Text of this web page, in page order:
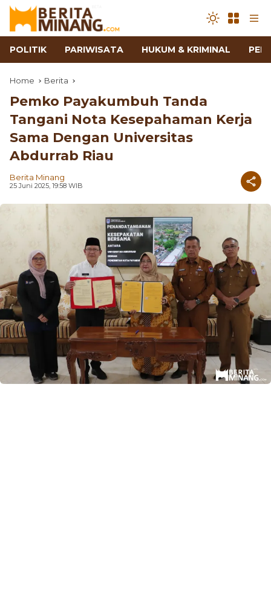
POLITIK PARIWISATA HUKUM & KRIMINAL
Home Berita
Pemko Payakumbuh Tanda
Tangani Nota Kesepahaman Kerja
Sama Dengan Universitas
Abdurrab Riau
Berita Minang
25 Juni 2025, 19:58 WIB